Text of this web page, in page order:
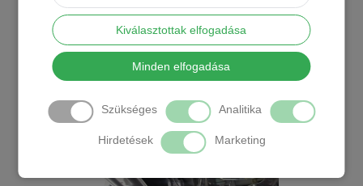
Kiválasztottak elfogadása
Minden elfogadása
Szükséges Analitika
Hirdetések Marketing